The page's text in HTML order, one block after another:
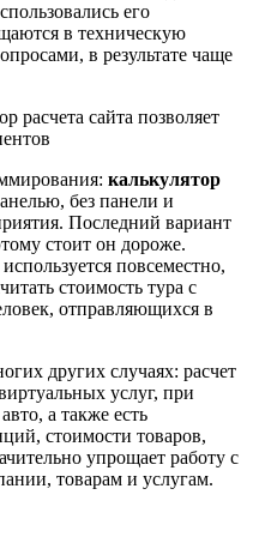
его
в техническую
в результате чаще
расчета сайта позволяет
калькулятор
без панели и
Последний вариант
стоит он дороже.
используется повсеместно,
стоимость тура с
отправляющихся в
других случаях: расчет
услуг, при
а также есть
стоимости товаров,
упрощает работу с
товарам и услугам.